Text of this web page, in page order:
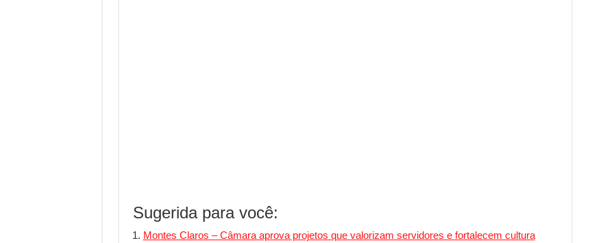
Sugerida para você:
Montes Claros – Câmara aprova projetos que valorizam servidores e fortalecem cultura